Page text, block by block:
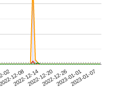
0212-08
2022-12-142022-12-202022-12-262023-01-012023-01-07